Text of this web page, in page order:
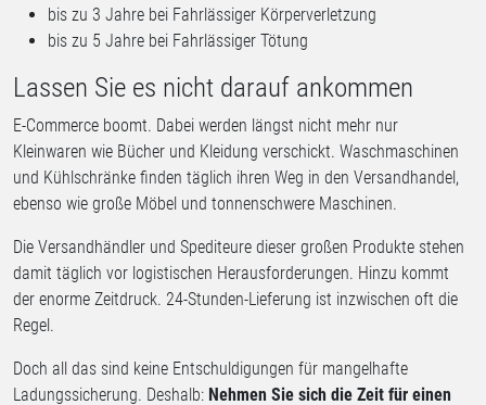
bis zu 3 Jahre bei Fahrlässiger Körperverletzung
bis zu 5 Jahre bei Fahrlässiger Tötung
Lassen Sie es nicht darauf ankommen
E-Commerce boomt. Dabei werden längst nicht mehr nur
Kleinwaren wie Bücher und Kleidung verschickt. Waschmaschinen
und Kühlschränke finden täglich ihren Weg in den Versandhandel,
ebenso wie große Möbel und tonnenschwere Maschinen.
Die Versandhändler und Spediteure dieser großen Produkte stehen
damit täglich vor logistischen Herausforderungen. Hinzu kommt
der enorme Zeitdruck. 24-Stunden-Lieferung ist inzwischen oft die
Regel.
Doch all das sind keine Entschuldigungen für mangelhafte
Ladungssicherung. Deshalb: Nehmen Sie sich die Zeit für einen